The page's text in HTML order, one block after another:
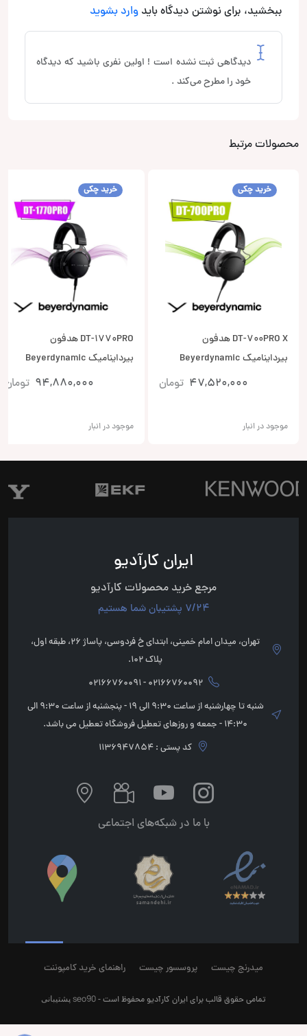
ببخشید، برای نوشتن دیدگاه باید وارد بشوید
دیدگاهی ثبت نشده است ! اولین نفری باشید که دیدگاه
خود را مطرح می‌کند .
محصولات مرتبط
خرید چکی
DT-700PRO X هدفون
بیرداینامیک Beyerdynamic
47,520,000 تومان
موجود در انبار
خرید چکی
DT-1770PRO هدفون
بیرداینامیک Beyerdynamic
94,880,000 تومان
موجود در انبار
ایران کارآدیو
مرجع خرید محصولات کارآدیو
7/24 پشتیبان شما هستیم
تهران، میدان امام خمینی، ابتدای خ فردوسی، پاساژ 26، طبقه اول،
پلاک 102.
02166760092 - 02166760091
شنبه تا چهارشنبه از ساعت 9:30 الی 19 - پنجشنبه از ساعت 9:30 الی
14:30 - جمعه و روزهای تعطیل فروشگاه تعطیل می باشد.
کد پستی : 1136947854
با ما در شبکه‌های اجتماعی
میدرنج چیست پروسسور چیست راهنمای خرید کامپوننت
تمامی حقوق قالب برای ایران کارآدیو محفوظ است -seo90پشتیبانی